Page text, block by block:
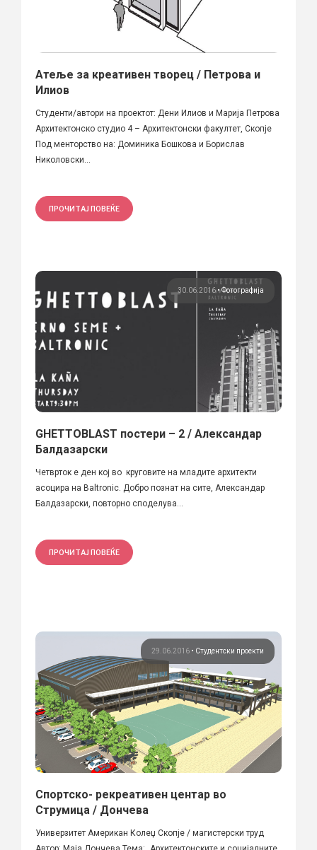
Атеље за креативен творец / Петрова и
Илиов
Студенти/автори на проектот: Дени Илиов и Марија Петрова
Архитектонско студио 4 – Архитектонски факултет, Скопје
Под менторство на: Доминика Бошкова и Борислав
Николовски...
ПРОЧИТАЈ ПОВЕЌЕ
30.06.2016•Фотографија
GHETTOBLAST постери – 2 / Александар
Балдазарски
Четврток е ден кој во круговите на младите архитекти
асоцира на Baltronic. Добро познат на сите, Александар
Балдазарски, повторно споделува...
ПРОЧИТАЈ ПОВЕЌЕ
29.06.2016 • Студентски проекти
Спортско- рекреативен центар во
Струмица / Дончева
Универзитет Американ Колеџ Скопје / магистерски труд